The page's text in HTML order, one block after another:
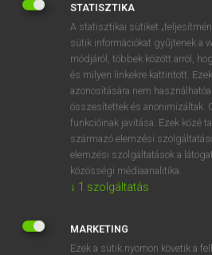
STATISZTIKA
A statisztikai sütiket
sütik információkat gyűjtenek a
módjáról, többek között arról,
és milyen linkekre kattintott.
azonosítására nem
összesítettek és anonimizáltak.
funkcióinak javítása. Ezek közé
származó elemzési
elemzési szolgáltatások a
közösségi médiaanalitika.
↓ 1 szolgáltatás
MARKETING
Ezek a sütik nyomon követik a